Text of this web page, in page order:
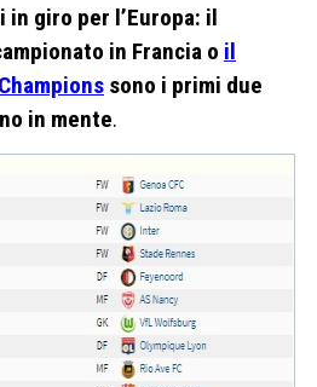
giro per l’Europa: il
in Francia o il
sono i primi due
in mente.